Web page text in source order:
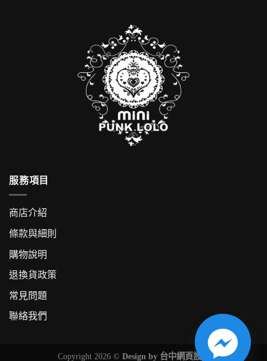
服務項目
商店介紹
條款與細則
購物說明
退換貨政策
常見問題
聯絡我們
Copyright 2026 © Design by 台中網頁設計